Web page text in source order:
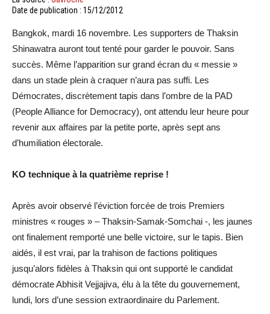
Date de publication : 15/12/2012
Bangkok, mardi 16 novembre. Les supporters de Thaksin
Shinawatra auront tout tenté pour garder le pouvoir. Sans
succès. Même l’apparition sur grand écran du « messie »
dans un stade plein à craquer n’aura pas suffi. Les
Démocrates, discrètement tapis dans l’ombre de la PAD
(People Alliance for Democracy), ont attendu leur heure pour
revenir aux affaires par la petite porte, après sept ans
d’humiliation électorale.
KO technique à la quatrième reprise !
Après avoir observé l’éviction forcée de trois Premiers
ministres « rouges » – Thaksin-Samak-Somchai -, les jaunes
ont finalement remporté une belle victoire, sur le tapis. Bien
aidés, il est vrai, par la trahison de factions politiques
jusqu’alors fidèles à Thaksin qui ont supporté le candidat
démocrate Abhisit Vejjajiva, élu à la tête du gouvernement,
lundi, lors d’une session extraordinaire du Parlement.